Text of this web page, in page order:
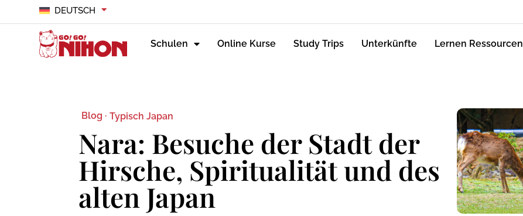
DEUTSCH
Schulen Online Kurse Study Trips Unterkünfte Lernen Ressourcen
Blog · Typisch Japan
Nara: Besuche der Stadt der
Hirsche, Spiritualität und des
alten Japan